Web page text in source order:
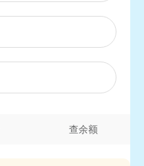
查余额